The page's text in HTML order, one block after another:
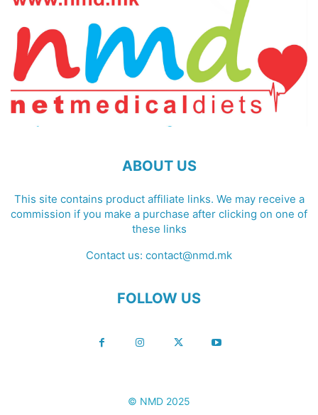
ABOUT US
This site contains product affiliate links. We may receive a
commission if you make a purchase after clicking on one of
these links
Contact us: contact@nmd.mk
FOLLOW US
© NMD 2025